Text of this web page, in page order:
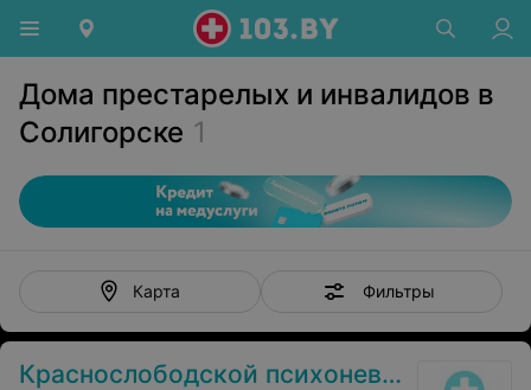
Дома престарелых и инвалидов в
Солигорске 1
Карта Фильтры
Краснослободской психоневрологический дом-интернат для престарелых и инвалидов